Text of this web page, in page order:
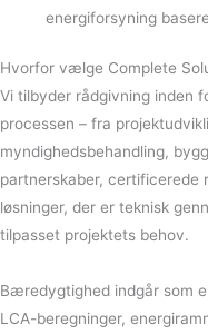
energiforsyning
Hvorfor vælge Complete
Vi tilbyder rådgivning inden
processen – fra
myndighedsbehandling,
partnerskaber, certificerede
løsninger, der er teknisk
tilpasset projektets behov.
Bæredygtighed indgår som
LCA-beregninger,